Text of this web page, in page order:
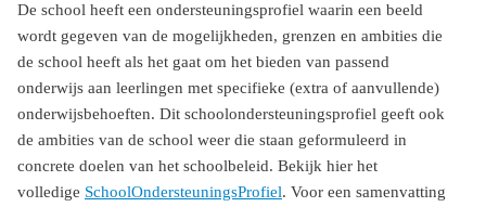
De school heeft een ondersteuningsprofiel waarin een beeld
wordt gegeven van de mogelijkheden, grenzen en ambities die
de school heeft als het gaat om het bieden van passend
onderwijs aan leerlingen met specifieke (extra of aanvullende)
onderwijsbehoeften. Dit schoolondersteuningsprofiel geeft ook
de ambities van de school weer die staan geformuleerd in
concrete doelen van het schoolbeleid. Bekijk hier het
volledige SchoolOndersteuningsProfiel. Voor een samenvatting